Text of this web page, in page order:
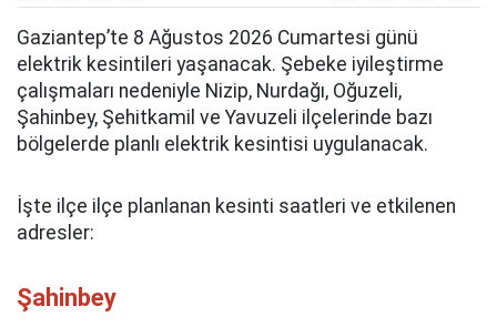
Gaziantep’te 8 Ağustos 2026 Cumartesi günü
elektrik kesintileri yaşanacak. Şebeke iyileştirme
çalışmaları nedeniyle Nizip, Nurdağı, Oğuzeli,
Şahinbey, Şehitkamil ve Yavuzeli ilçelerinde bazı
bölgelerde planlı elektrik kesintisi uygulanacak.
İşte ilçe ilçe planlanan kesinti saatleri ve etkilenen
adresler:
Şahinbey